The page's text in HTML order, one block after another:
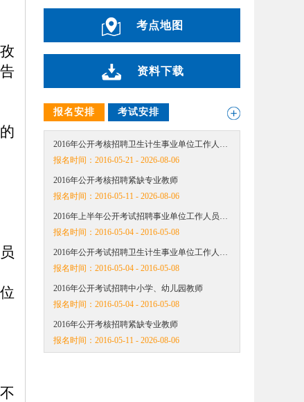
考点地图
资料下载
报名安排 考试安排
2016年公开考核招聘卫生计生事业单位工作人…
报名时间： 2016-05-21 - 2026-08-06
2016年公开考核招聘紧缺专业教师
报名时间： 2016-05-11 - 2026-08-06
2016年上半年公开考试招聘事业单位工作人员…
报名时间： 2016-05-04 - 2016-05-08
2016年公开考试招聘卫生计生事业单位工作人…
报名时间： 2016-05-04 - 2016-05-08
2016年公开考试招聘中小学、幼儿园教师
报名时间： 2016-05-04 - 2016-05-08
2016年公开考核招聘紧缺专业教师
报名时间： 2016-05-11 - 2026-08-06